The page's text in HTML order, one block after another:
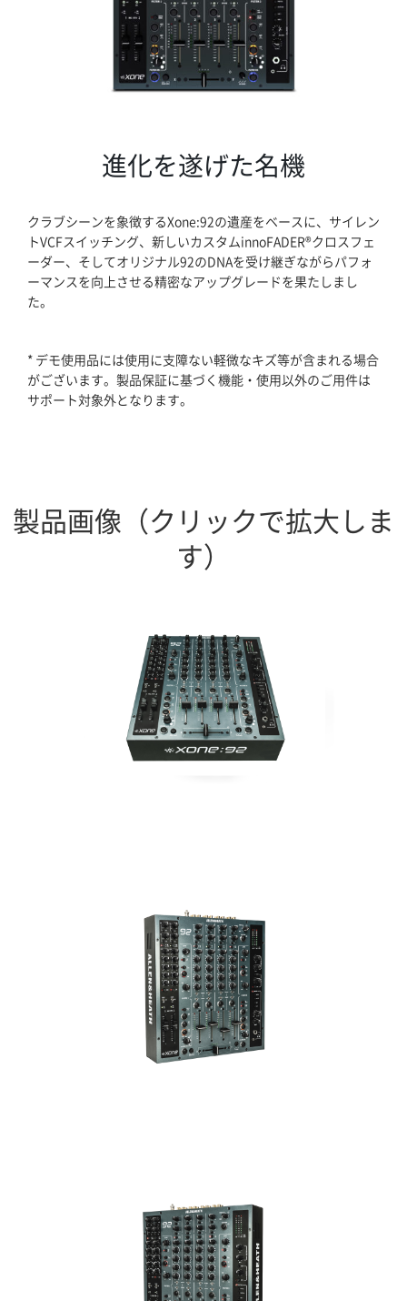
ブログ記事一覧
取扱ブランド
サポート
採用情報
会社概要
進化を遂げた名機
クラブシーンを象徴するXone:92の遺産をベースに、サイレン
トVCFスイッチング、新しいカスタムinnoFADER®クロスフェ
ーダー、そしてオリジナル92のDNAを受け継ぎながらパフォ
ーマンスを向上させる精密なアップグレードを果たしまし
た。
* デモ使用品には使用に支障ない軽微なキズ等が含まれる場合
がございます。製品保証に基づく機能・使用以外のご用件は
サポート対象外となります。
製品画像（クリックで拡大しま
す）